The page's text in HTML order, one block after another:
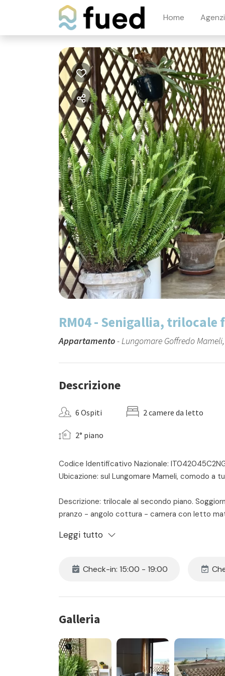
Home
RM04 - Senigallia, trilocale
Appartamento- Lungomare Goffredo
Descrizione
6 Ospiti 2 camere da letto
2° piano
Codice Identificativo Nazionale:
Ubicazione: sul Lungomare Mameli, comodo a
Descrizione: trilocale al secondo piano.
pranzo - angolo cottura - camera con letto
Servizio Wi-Fi.
- Carrellino per il trasporto
- Ombrellone
- 2 lettini
Leggi tutto
Check-in: 15:00 - 19:00
Galleria